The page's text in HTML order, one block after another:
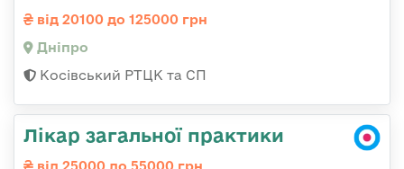
від 20100 до 125000 грн
Дніпро
Косівський РТЦК та СП
Лікар загальної практики
від 25000 до 55000 грн